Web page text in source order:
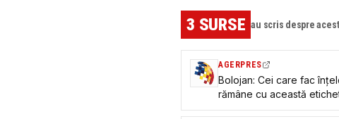
3 SURSE au scris despre
AGERPRES
Bolojan: Cei care fac
rămâne cu această
instanțele